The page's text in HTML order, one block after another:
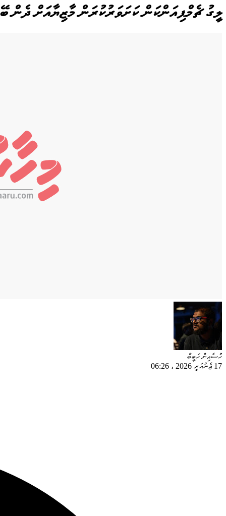
ލީގު ޗެމްޕިއަންކަން ކަށަވަރުކުރަން މާޒިޔާއަށް ދެން
ހުސެއިން ހަބީބް
17 ޖެނުއަރީ 2026
، 06:26